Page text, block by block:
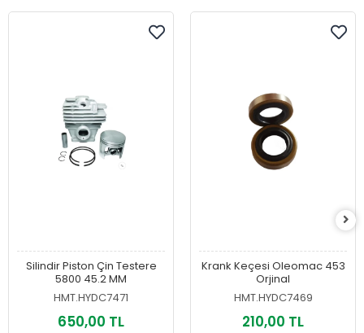
Silindir Piston Çin Testere
5800 45.2 MM
HMT.HYDC7471
650,00 TL
Krank Keçesi Oleomac 453
Orjinal
HMT.HYDC7469
210,00 TL